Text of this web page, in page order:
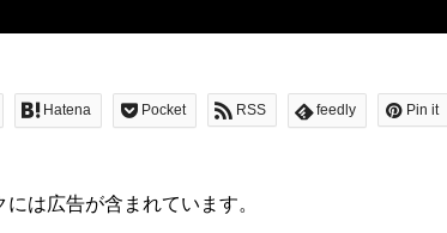
Hatena Pocket RSS feedly Pin it
は広告が含まれています。